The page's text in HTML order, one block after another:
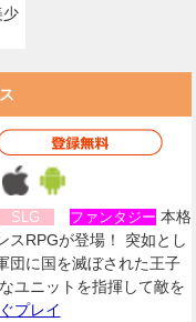
少
SLG ファンタジー 本格
スRPGが登場！ 突如とし
団に国を滅ぼされた王子
ユニットを指揮して敵を
プレイ